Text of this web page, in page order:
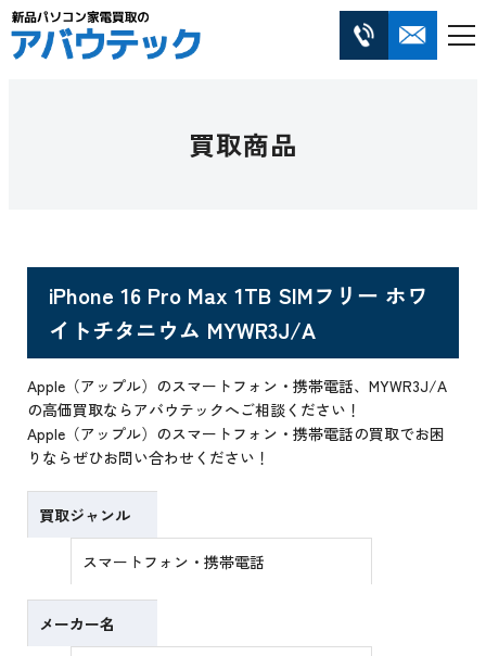
買取商品
iPhone 16 Pro Max 1TB SIMフリー ホワ
イトチタニウム MYWR3J/A
Apple（アップル）のスマートフォン・携帯電話、MYWR3J/A
の高価買取ならアバウテックへご相談ください！
Apple（アップル）のスマートフォン・携帯電話の買取でお困
りならぜひお問い合わせください！
買取ジャンル
スマートフォン・携帯電話
メーカー名